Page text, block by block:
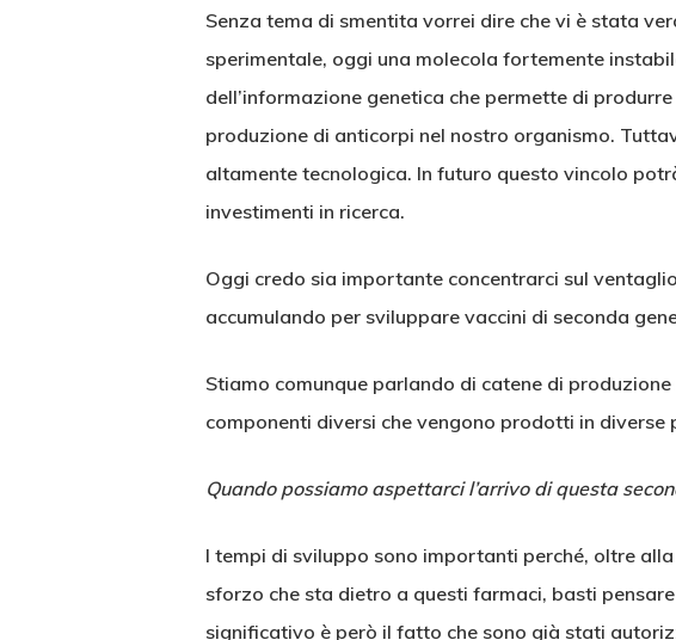
Senza tema di smentita vorrei dire che vi è stata
sperimentale, oggi una molecola fortemente
dell’informazione genetica che permette di
produzione di anticorpi nel nostro organismo.
altamente tecnologica. In futuro questo vincolo
investimenti in ricerca.
Oggi credo sia importante concentrarci sul
accumulando per sviluppare vaccini di seconda
Stiamo comunque parlando di catene di
componenti diversi che vengono prodotti in diverse
Quando possiamo aspettarci l’arrivo di questa
I tempi di sviluppo sono importanti perché, oltre
sforzo che sta dietro a questi farmaci, basti
significativo è però il fatto che sono già stati